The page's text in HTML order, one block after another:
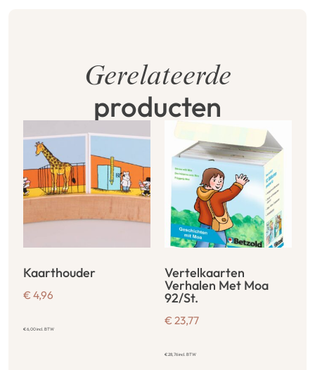
Gerelateerde
producten
Kaarthouder
€ 4,96
€6,00incl. BTW
Vertelkaarten
Verhalen Met Moa
92/St.
€ 23,77
€28,76incl. BTW